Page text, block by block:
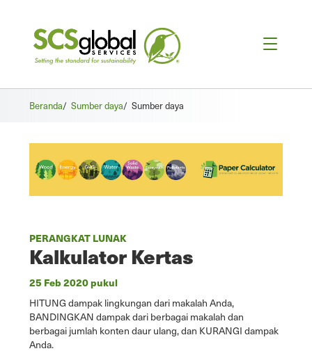
Beranda/ Sumber daya/ Sumber daya
PERANGKAT LUNAK
Kalkulator Kertas
25 Feb 2020 pukul
HITUNG dampak lingkungan dari makalah Anda,
BANDINGKAN dampak dari berbagai makalah dan
berbagai jumlah konten daur ulang, dan KURANGI dampak
Anda.